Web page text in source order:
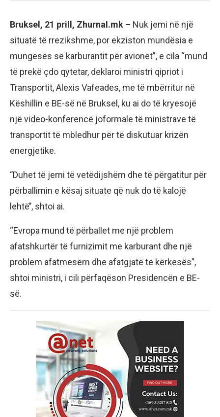
Bruksel, 21 prill, Zhurnal.mk – Nuk jemi në një
situatë të rrezikshme, por ekziston mundësia e
mungesës së karburantit për avionët”, e cila “mund
të prekë çdo qytetar, deklaroi ministri qipriot i
Transportit, Alexis Vafeades, me të mbërritur në
Këshillin e BE-së në Bruksel, ku ai do të kryesojë
një video-konferencë joformale të ministrave të
transportit të mbledhur për të diskutuar krizën
energjetike.
‘’Duhet të jemi të vetëdijshëm dhe të përgatitur për
përballimin e kësaj situate që nuk do të kalojë
lehtë’’, shtoi ai.
“Evropa mund të përballet me një problem
afatshkurtër të furnizimit me karburant dhe një
problem afatmesëm dhe afatgjatë të kërkesës”,
shtoi ministri, i cili përfaqëson Presidencën e BE-
së.